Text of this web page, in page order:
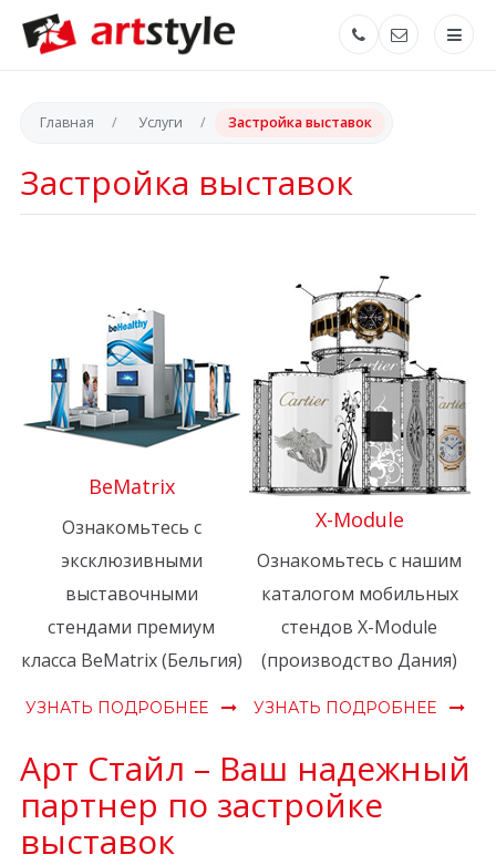
Главная Услуги Застройка выставок
Застройка выставок
BeMatrix
Ознакомьтесь с
эксклюзивными
выставочными
стендами премиум
класса BeMatrix (Бельгия)
УЗНАТЬ ПОДРОБНЕЕ
X-Module
Ознакомьтесь с нашим
каталогом мобильных
стендов X-Module
(производство Дания)
УЗНАТЬ ПОДРОБНЕЕ
Арт Стайл – Ваш надежный
партнер по застройке
выставок